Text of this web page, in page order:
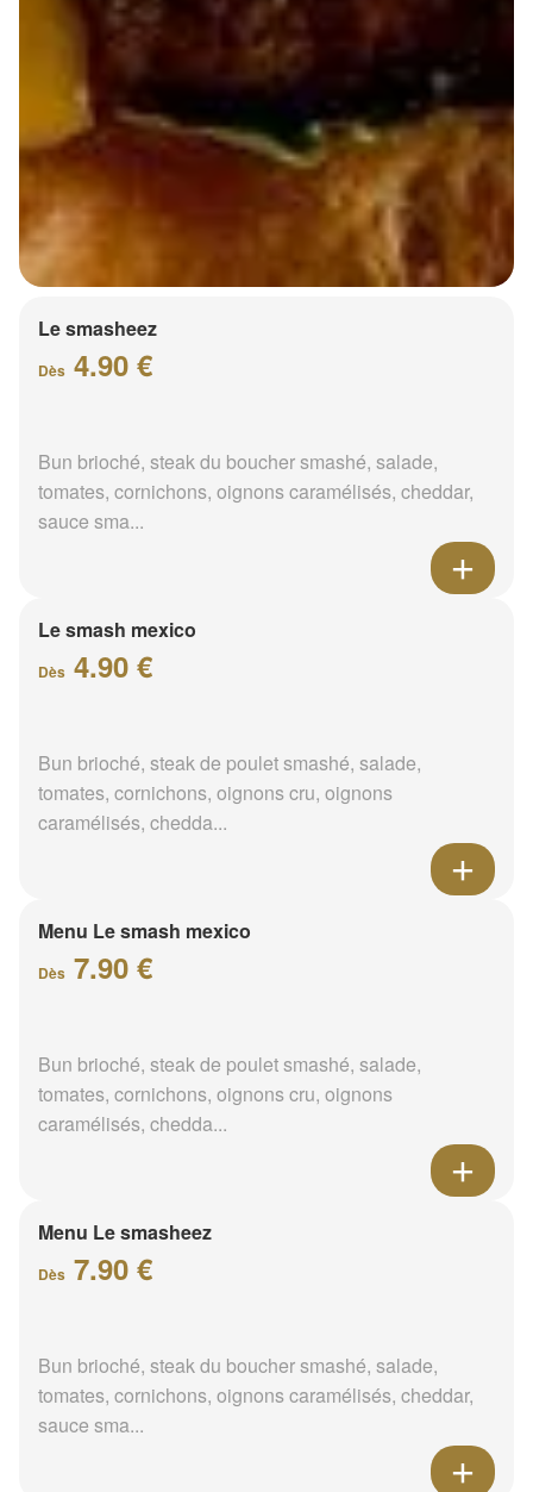
Le smasheez
Dès 4.90 €
Bun brioché, steak du boucher smashé, salade,
tomates, cornichons, oignons caramélisés, cheddar,
sauce sma...
Le smash mexico
Dès 4.90 €
Bun brioché, steak de poulet smashé, salade,
tomates, cornichons, oignons cru, oignons
caramélisés, chedda...
Menu Le smash mexico
Dès 7.90 €
Bun brioché, steak de poulet smashé, salade,
tomates, cornichons, oignons cru, oignons
caramélisés, chedda...
Menu Le smasheez
Dès 7.90 €
Bun brioché, steak du boucher smashé, salade,
tomates, cornichons, oignons caramélisés, cheddar,
sauce sma...